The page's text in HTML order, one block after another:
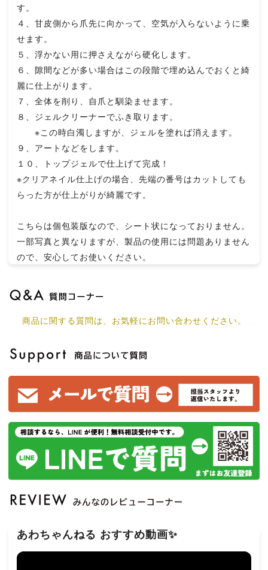
す。
４、甘皮側から爪先に向かって、空気が入らないように乗
せます。
５、浮かない用に押さえながら硬化します。
６、隙間などが多い場合はこの段階で埋め込んでおくと綺
麗に仕上がります。
７、全体を削り、自爪と馴染ませます。
８、ジェルクリーナーでふき取ります。
※この時白濁しますが、ジェルを塗れば消えます。
９、アートなどをします。
１０、トップジェルで仕上げて完成！
※クリアネイル仕上げの場合、先端の番号はカットしても
らった方が仕上がりが綺麗です。
こちらは個包装版なので、シート状になっておりません。
一部写真と異なりますが、製品の使用には問題ありません
ので、安心してお使いください。
商品に関する質問は、お気軽にお問い合わせください。
あわちゃんねる おすすめ動画✨